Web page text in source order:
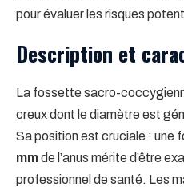
pour évaluer les risques
Description et
La fossette sacro-
creux dont le diamètre est
Sa position est cruciale : une
mmde l’anus mérite d’être
professionnel de santé. Les